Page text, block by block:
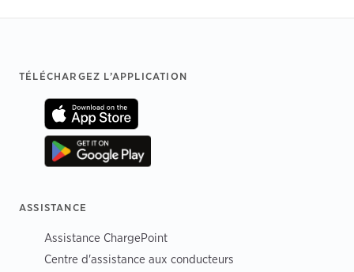
Footer
TÉLÉCHARGEZ L’APPLICATION
ASSISTANCE
Assistance ChargePoint
Centre d'assistance aux conducteurs